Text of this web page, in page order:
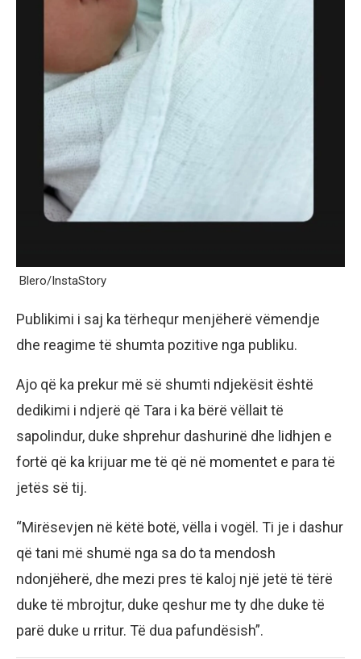
Blero/InstaStory
Publikimi i saj ka tërhequr menjëherë vëmendje
dhe reagime të shumta pozitive nga publiku.
Ajo që ka prekur më së shumti ndjekësit është
dedikimi i ndjerë që Tara i ka bërë vëllait të
sapolindur, duke shprehur dashurinë dhe lidhjen e
fortë që ka krijuar me të që në momentet e para të
jetës së tij.
“Mirësevjen në këtë botë, vëlla i vogël. Ti je i dashur
që tani më shumë nga sa do ta mendosh
ndonjëherë, dhe mezi pres të kaloj një jetë të tërë
duke të mbrojtur, duke qeshur me ty dhe duke të
parë duke u rritur. Të dua pafundësish”.